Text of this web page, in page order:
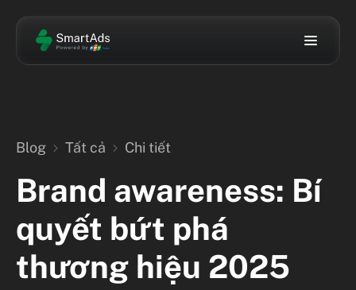
Giải Pháp
Thư Viện
Về Chúng Tôi
Blog
Blog Tất cả Chi tiết
Brand awareness: Bí
quyết bứt phá
thương hiệu 2025